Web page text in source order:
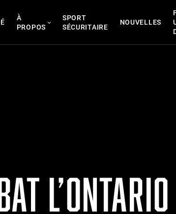
À
PROPOS
SPORT
SÉCURITAIRE
NOUVELLES